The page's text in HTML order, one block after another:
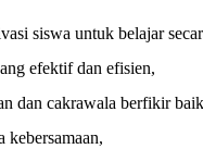
siswa untuk belajar
efektif dan efisien,
dan cakrawala berfikir